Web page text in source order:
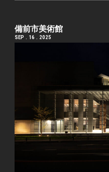
備前市美術館
SEP . 16 . 2025